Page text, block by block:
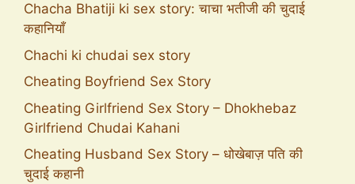
Chacha Bhatiji ki sex story: चाचा भतीजी की चुदाई
कहानियाँ
Chachi ki chudai sex story
Cheating Boyfriend Sex Story
Cheating Girlfriend Sex Story – Dhokhebaz
Girlfriend Chudai Kahani
Cheating Husband Sex Story – धोखेबाज़ पति की
चुदाई कहानी